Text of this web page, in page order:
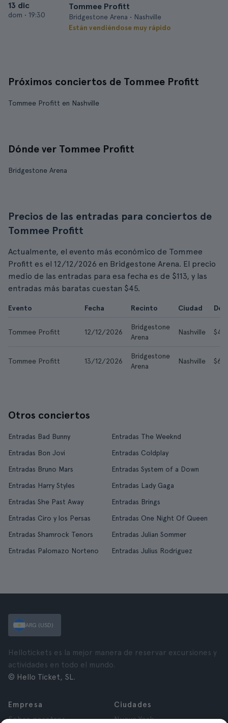
13 dic
dom • 19:30
Tommee Profitt
Bridgestone Arena • Nashville
Están vendiéndose muy rápido
Próximos conciertos de Tommee Profitt
Tommee Profitt en Nashville
Dónde ver Tommee Profitt
Bridgestone Arena
Precios de las entradas para conciertos de
Tommee Profitt
Actualmente, el evento más económico de Tommee
Profitt es el 12/12/2026 en Bridgestone Arena. El precio
medio de las entradas para esa fecha es de $113, y las
entradas más baratas cuestan $45.
Evento Fecha Recinto Ciudad
Tommee Profitt 12/12/2026
Bridgestone
Arena
Nashville $45
Tommee Profitt 13/12/2026
Bridgestone
Arena
Nashville $61
Otros conciertos
Entradas Bad Bunny
Entradas The Weeknd
Entradas Bon Jovi
Entradas Coldplay
Entradas Bruno Mars
Entradas System of a Down
Entradas Harry Styles
Entradas Lady Gaga
Entradas She Past Away
Entradas Brings
Entradas Ciro y los Persas
Entradas One Night Of Queen
Entradas Shamrock Tenors
Entradas Julian Sommer
Entradas Palomazo Norteno
Entradas Julius Rodriguez
ARG (USD)
Hellotickets es la mejor manera de reservar excursiones y
actividades en todo el mundo.
© Hello Ticket, SL.
Empresa
Sobre nosotros
Ciudades
Nueva York